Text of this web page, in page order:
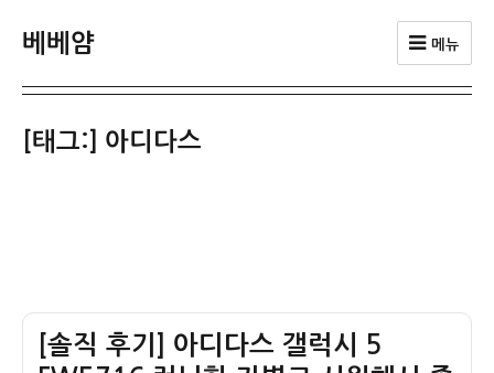
베베얌 메뉴
[태그:] 아디다스
[솔직 후기] 아디다스 갤럭시 5